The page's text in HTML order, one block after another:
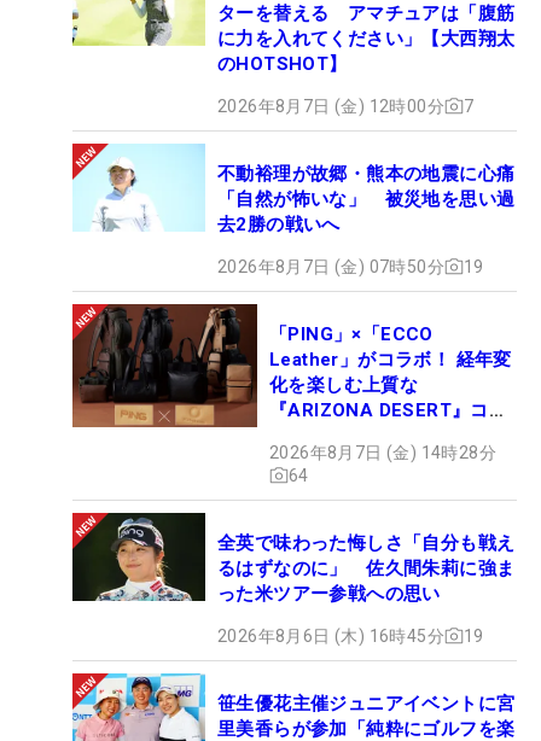
ターを替える アマチュアは「腹筋
に力を入れてください」【大西翔太
のHOTSHOT】
2026年8月7日 (金) 12時00分 7
不動裕理が故郷・熊本の地震に心痛
「自然が怖いな」 被災地を思い過
去2勝の戦いへ
2026年8月7日 (金) 07時50分 19
「PING」×「ECCO
Leather」がコラボ！ 経年変
化を楽しむ上質な
『ARIZONA DESERT』コレ
ュー
2026年8月7日 (金) 14時28分
64
全英で味わった悔しさ「自分も戦え
るはずなのに」 佐久間朱莉に強ま
った米ツアー参戦への思い
2026年8月6日 (木) 16時45分 19
笹生優花主催ジュニアイベントに宮
里美香らが参加「純粋にゴルフを楽